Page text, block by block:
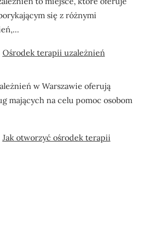
się z różnymi
Ośrodek terapii uzależnień
w Warszawie oferują
mających na celu pomoc osobom
Jak otworzyć ośrodek terapii